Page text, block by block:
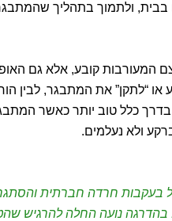
ולתמוך בתהליך
קובע, אלא גם
או “לתקן” את המתבגר, לבין
בדרך כלל טוב יותר כאשר
ולא נעלמים.
לטיפול בעקבות חרדה
נועה החלה להרגיש